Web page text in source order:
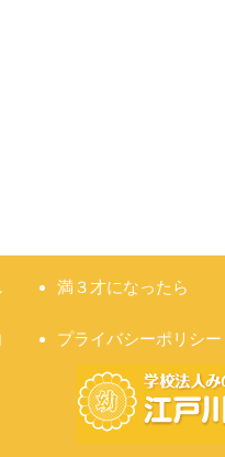
満３才になったら
プライバシーポリシー